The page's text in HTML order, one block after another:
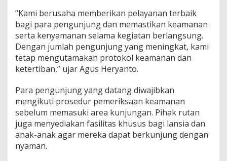
n
j
u
n
g
P
a
t
i
R
u
t
a
“Kami berusaha memberikan pelayanan terbaik
bagi para pengunjung dan memastikan keamanan
serta kenyamanan selama kegiatan berlangsung.
Dengan jumlah pengunjung yang meningkat, kami
tetap mengutamakan protokol keamanan dan
ketertiban,” ujar Agus Heryanto.
Para pengunjung yang datang diwajibkan
mengikuti prosedur pemeriksaan keamanan
sebelum memasuki area kunjungan. Pihak rutan
juga menyediakan fasilitas khusus bagi lansia dan
anak-anak agar mereka dapat berkunjung dengan
nyaman.